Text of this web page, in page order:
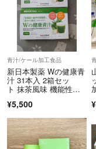
青汁/ケール加工食品
新日本製薬 Wの健康青
汁 31本入 2箱セッ
ト 抹茶風味 機能性表
¥5,500